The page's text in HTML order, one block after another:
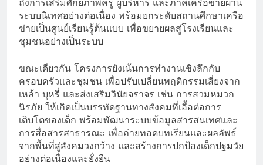
ระบบนิเทศอย่างต่อเนื่อง พร้อมยกระดับสถานศึกษาเครือ
ข่ายเป็นศูนย์เรียนรู้ต้นแบบ เพื่อขยายผลสู่โรงเรียนและ
ชุมชนอย่างเป็นระบบ
ขณะเดียวกัน โครงการยังเน้นการทำงานเชิงลึกกับ
ครอบครัวและชุมชน เพื่อปรับเปลี่ยนพฤติกรรมเสี่ยงจาก
เหล้า บุหรี่ และส่งเสริมวินัยจราจร เช่น การสวมหมวก
นิรภัย ให้เกิดเป็นบรรทัดฐานทางสังคมที่เอื้อต่อการ
เติบโตของเด็ก พร้อมพัฒนาระบบข้อมูลสารสนเทศและ
การสื่อสารสาธารณะ เพื่อถ่ายทอดบทเรียนและผลลัพธ์
จากพื้นที่สู่สังคมวงกว้าง และสร้างการปกป้องเด็กปฐมวัย
อย่างต่อเนื่องและยั่งยืน